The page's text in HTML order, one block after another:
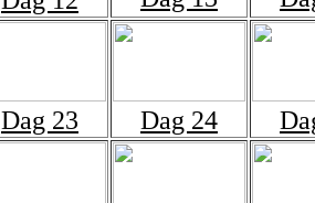
Dag 23 Dag 24